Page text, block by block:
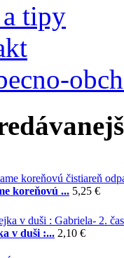
tipy
koreňovú ... 5,25 €
v duši :... 2,10 €